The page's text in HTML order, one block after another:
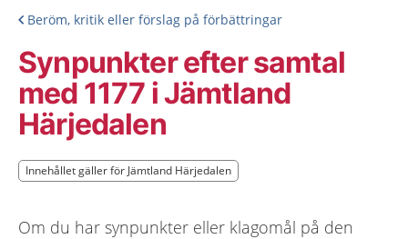
Beröm, kritik eller förslag på förbättringar
Synpunkter efter samtal
med 1177 i Jämtland
Härjedalen
Innehållet gäller för Jämtland Härjedalen
Innehållet gäller för Jämtland Härjedalen
Om du har synpunkter eller klagomål på den